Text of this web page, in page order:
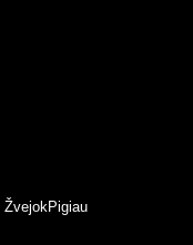
ŽvejokPigiau